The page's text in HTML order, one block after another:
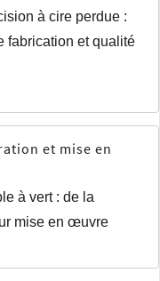
à cire perdue :
fabrication et qualité
et mise en
à vert : de la
mise en œuvre